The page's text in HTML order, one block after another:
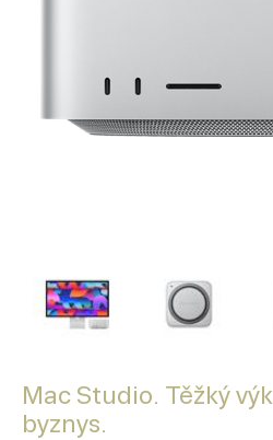
Mac Studio. Těžký
byznys.